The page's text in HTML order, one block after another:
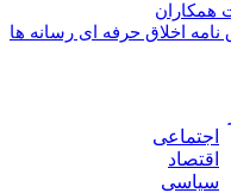
همکاران
نامه اخلاق حرفه ای رسانه ها
اجتماعی
اقتصاد
سیاسی